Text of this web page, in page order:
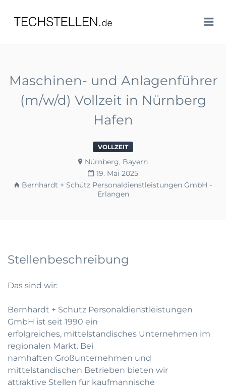
TECHSTELLEN.DE
Maschinen- und Anlagenführer
(m/w/d) Vollzeit in Nürnberg
Hafen
VOLLZEIT
Nürnberg, Bayern
19. Mai 2025
Bernhardt + Schütz Personaldienstleistungen GmbH -
Erlangen
Stellenbeschreibung
Das sind wir:
Bernhardt + Schutz Personaldienstleistungen
GmbH ist seit 1990 ein
erfolgreiches, mittelstandisches Unternehmen im
regionalen Markt. Bei
namhaften Großunternehmen und
mittelstandischen Betrieben bieten wir
attraktive Stellen fur kaufmannische